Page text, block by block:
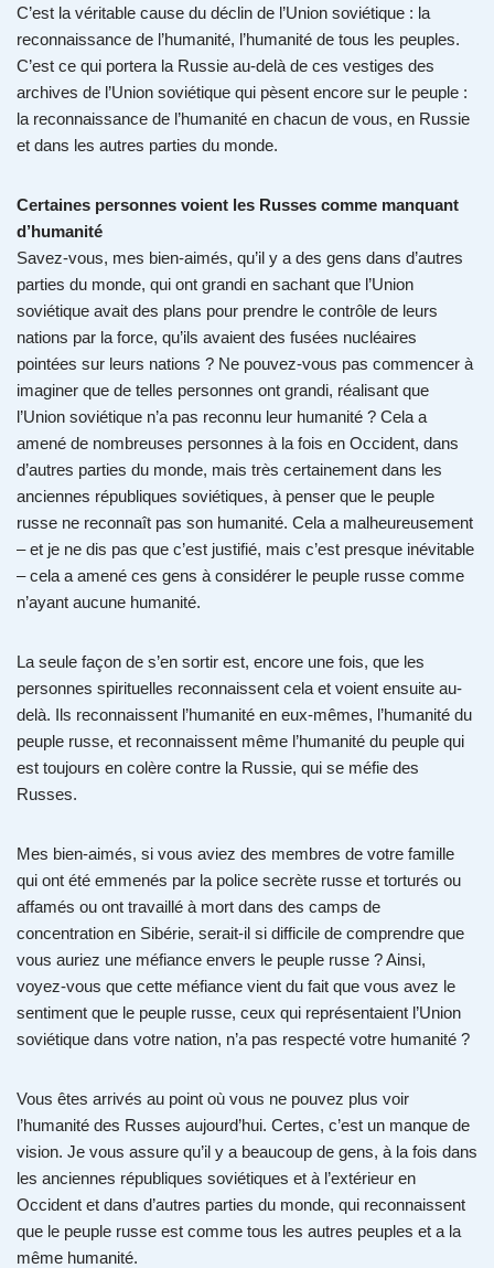
C’est la véritable cause du déclin de l’Union soviétique : la
reconnaissance de l’humanité, l’humanité de tous les peuples.
C’est ce qui portera la Russie au-delà de ces vestiges des
archives de l’Union soviétique qui pèsent encore sur le peuple :
la reconnaissance de l’humanité en chacun de vous, en Russie
et dans les autres parties du monde.
Certaines personnes voient les Russes comme manquant
d’humanité
Savez-vous, mes bien-aimés, qu’il y a des gens dans d’autres
parties du monde, qui ont grandi en sachant que l’Union
soviétique avait des plans pour prendre le contrôle de leurs
nations par la force, qu’ils avaient des fusées nucléaires
pointées sur leurs nations ? Ne pouvez-vous pas commencer à
imaginer que de telles personnes ont grandi, réalisant que
l’Union soviétique n’a pas reconnu leur humanité ? Cela a
amené de nombreuses personnes à la fois en Occident, dans
d’autres parties du monde, mais très certainement dans les
anciennes républiques soviétiques, à penser que le peuple
russe ne reconnaît pas son humanité. Cela a malheureusement
– et je ne dis pas que c’est justifié, mais c’est presque inévitable
– cela a amené ces gens à considérer le peuple russe comme
n’ayant aucune humanité.
La seule façon de s’en sortir est, encore une fois, que les
personnes spirituelles reconnaissent cela et voient ensuite au-
delà. Ils reconnaissent l’humanité en eux-mêmes, l’humanité du
peuple russe, et reconnaissent même l’humanité du peuple qui
est toujours en colère contre la Russie, qui se méfie des
Russes.
Mes bien-aimés, si vous aviez des membres de votre famille
qui ont été emmenés par la police secrète russe et torturés ou
affamés ou ont travaillé à mort dans des camps de
concentration en Sibérie, serait-il si difficile de comprendre que
vous auriez une méfiance envers le peuple russe ? Ainsi,
voyez-vous que cette méfiance vient du fait que vous avez le
sentiment que le peuple russe, ceux qui représentaient l’Union
soviétique dans votre nation, n’a pas respecté votre humanité ?
Vous êtes arrivés au point où vous ne pouvez plus voir
l’humanité des Russes aujourd’hui. Certes, c’est un manque de
vision. Je vous assure qu’il y a beaucoup de gens, à la fois dans
les anciennes républiques soviétiques et à l’extérieur en
Occident et dans d’autres parties du monde, qui reconnaissent
que le peuple russe est comme tous les autres peuples et a la
même humanité.